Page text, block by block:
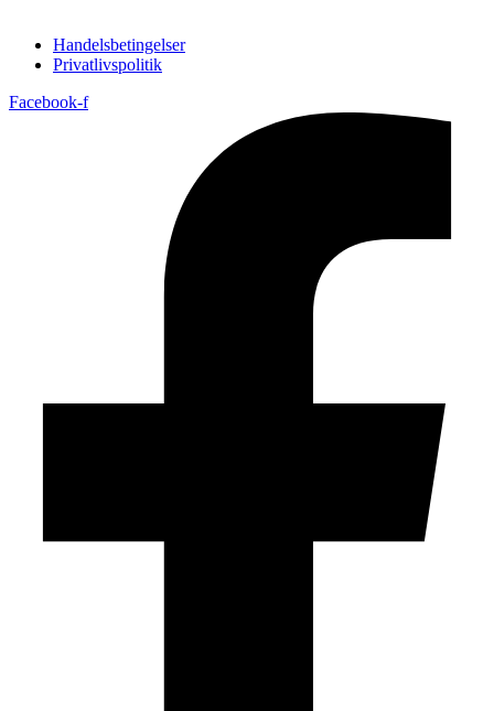
Handelsbetingelser
Privatlivspolitik
Facebook-f